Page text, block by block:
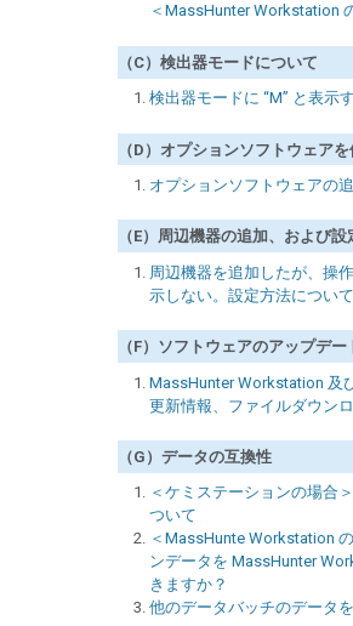
＜MassHunter Workstation
（C）検出器モードについて
検出器モードに “M” と表示
（D）オプションソフトウェア
オプションソフトウェアの
（E）周辺機器の追加、および設
周辺機器を追加したが、操
示しない。設定方法について
（F）ソフトウェアのアップデー
MassHunter Workstation 及
更新情報、ファイルダウン
（G）データの互換性
＜ケミステーションの場合
ついて
＜MassHunte Workstation
ンデータを MassHunter
きますか？
他のデータバッチのデータ